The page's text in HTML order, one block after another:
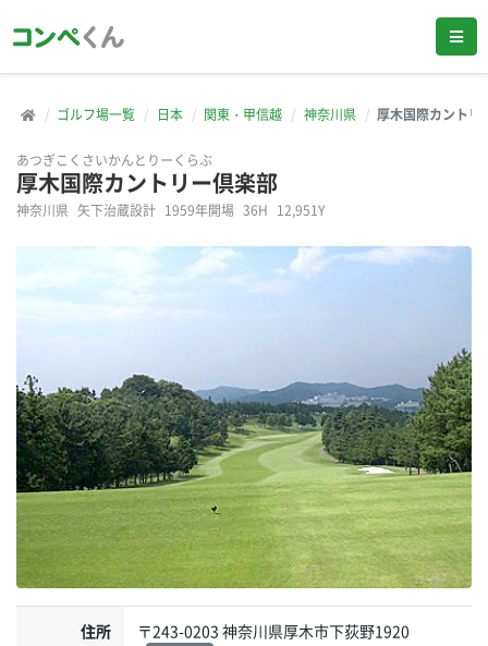
ゴルフ場一覧 日本 関東・甲信越 神奈川県 厚木国際カントリ
あつぎこくさいかんとりーくらぶ
厚木国際カントリー倶楽部
神奈川県 矢下治蔵設計 1959年開場 36H 12,951Y
住所
〒243-0203 神奈川県厚木市下荻野1920